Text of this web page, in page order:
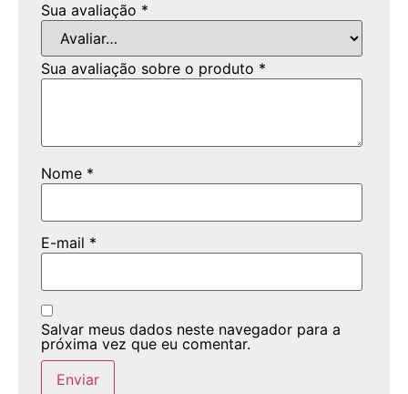
Sua avaliação *
Sua avaliação sobre o produto *
Nome *
E-mail *
Salvar meus dados neste navegador para a
próxima vez que eu comentar.